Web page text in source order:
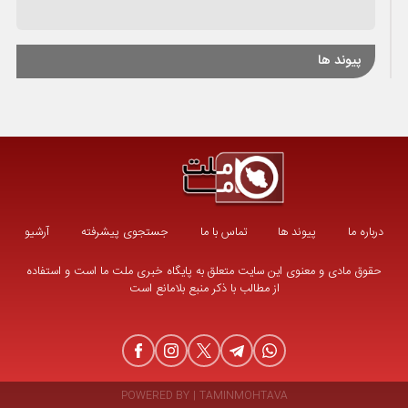
پیوند ها
درباره ما پیوند ها تماس با ما جستجوی پیشرفته آرشیو
حقوق مادی و معنوی این سایت متعلق به پایگاه خبری ملت ما است و استفاده
از مطالب با ذکر منبع بلامانع است
TAMINMOHTAVA
|
POWERED BY